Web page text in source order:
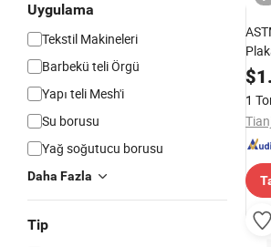
Uygulama
Tekstil Makineleri
Barbekü teli Örgü
Yapı teli Mesh'i
Su borusu
Yağ soğutucu borusu
Daha Fazla
Tip
$
1